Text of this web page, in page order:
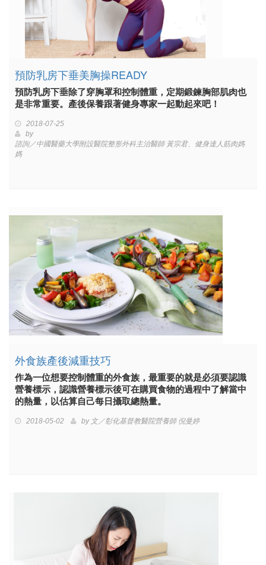
預防乳房下垂美胸操READY
預防乳房下垂除了穿胸罩和控制體重，定期鍛鍊胸部肌肉也
是非常重要。產後保養跟著健身專家一起動起來吧！
2018-07-25
by
諮詢／中國醫藥大學附設醫院整形外科主治醫師 黃宗君、健身達人筋肉媽
媽
外食族產後減重技巧
作為一位想要控制體重的外食族，最重要的就是必須要認識
營養標示，認識營養標示後可在購買食物的過程中了解當中
的熱量，以估算自己每日攝取總熱量。
2018-05-02 by 文／彰化基督教醫院營養師 倪曼婷